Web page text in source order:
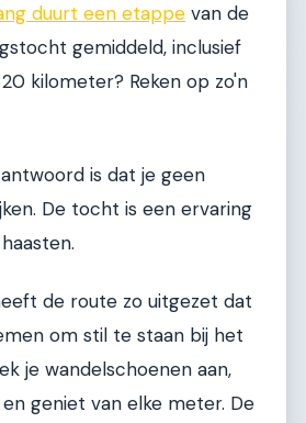
duurt een etappe van de
gemiddeld, inclusief
kilometer? Reken op zo'n
is dat je geen
De tocht is een ervaring
de route zo uitgezet dat
om stil te staan bij het
je wandelschoenen aan,
geniet van elke meter. De